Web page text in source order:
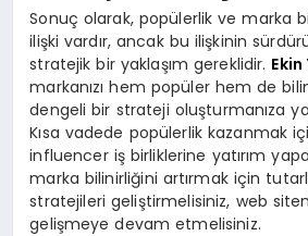
Sonuç olarak, popülerlik ve marka
ilişki vardır, ancak bu ilişkinin
stratejik bir yaklaşım gereklidir. Ekin
markanızı hem popüler hem de
dengeli bir strateji oluşturmanıza
Kısa vadede popülerlik kazanmak
influencer iş birliklerine yatırım
marka bilinirliğini artırmak için
stratejileri geliştirmelisiniz, web
gelişmeye devam etmelisiniz.